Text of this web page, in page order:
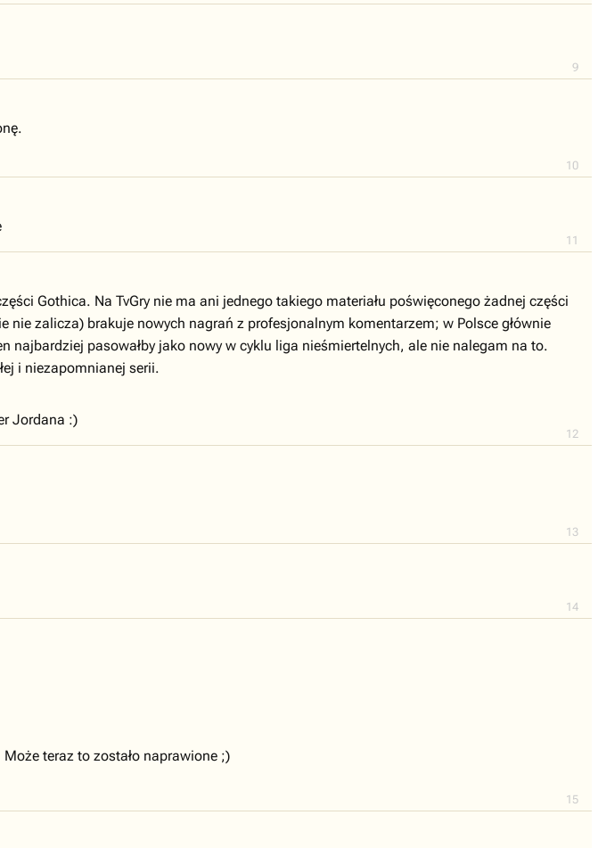
9
10
11
12
Gothica. Na TvGry nie ma ani jednego takiego materiału poświęconego żadnej części
zalicza) brakuje nowych nagrań z profesjonalnym komentarzem; w Polsce głównie
pasowałby jako nowy w cyklu liga nieśmiertelnych, ale nie nalegam na to.
i niezapomnianej serii.
Jordana :)
13
14
15
teraz to zostało naprawione ;)